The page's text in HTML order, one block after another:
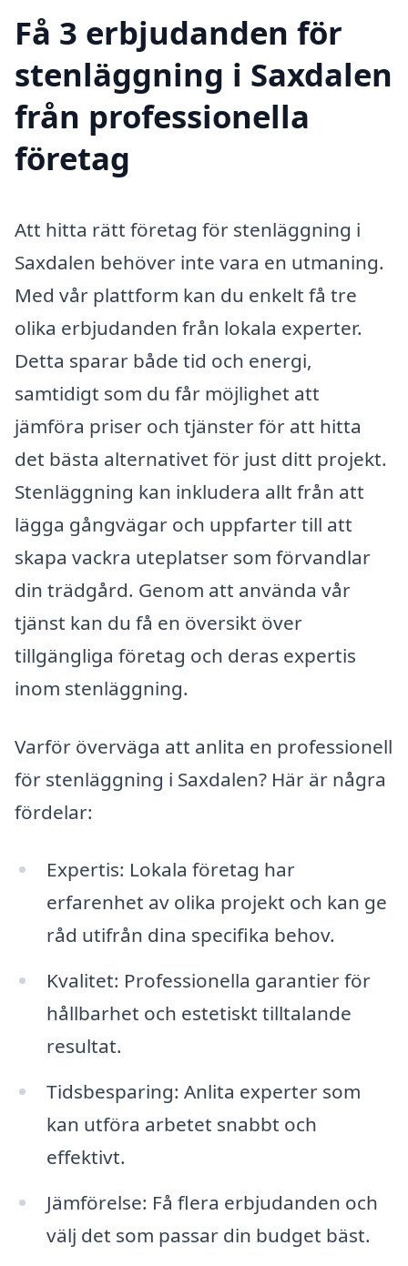
Få 3 erbjudanden för
stenläggning i Saxdalen
från professionella
företag
Att hitta rätt företag för stenläggning i
Saxdalen behöver inte vara en utmaning.
Med vår plattform kan du enkelt få tre
olika erbjudanden från lokala experter.
Detta sparar både tid och energi,
samtidigt som du får möjlighet att
jämföra priser och tjänster för att hitta
det bästa alternativet för just ditt projekt.
Stenläggning kan inkludera allt från att
lägga gångvägar och uppfarter till att
skapa vackra uteplatser som förvandlar
din trädgård. Genom att använda vår
tjänst kan du få en översikt över
tillgängliga företag och deras expertis
inom stenläggning.
Varför överväga att anlita en professionell
för stenläggning i Saxdalen? Här är några
fördelar:
Expertis: Lokala företag har
erfarenhet av olika projekt och kan ge
råd utifrån dina specifika behov.
Kvalitet: Professionella garantier för
hållbarhet och estetiskt tilltalande
resultat.
Tidsbesparing: Anlita experter som
kan utföra arbetet snabbt och
effektivt.
Jämförelse: Få flera erbjudanden och
välj det som passar din budget bäst.